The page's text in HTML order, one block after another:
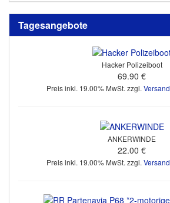
Tagesangebote
Hacker Polizeiboot
69.90 €
Preis inkl. 19.00% MwSt. zzgl. Versand
ANKERWINDE
22.00 €
Preis inkl. 19.00% MwSt. zzgl. Versand